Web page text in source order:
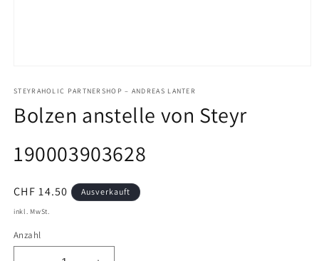
in
öffnen
STEYRAHOLIC PARTNERSHOP – ANDREAS LANTER
Bolzen anstelle von Steyr
190003903628
Normaler
Preis
CHF 14.50 Ausverkauft
inkl. MwSt.
Anzahl